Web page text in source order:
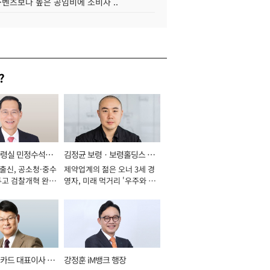
실 민정수석비
신, 공소청·중수
검찰개혁 완수
김정균 보령ㆍ보령홀딩스 대
표이사 사장
제약업계의 젊은 오너 3세 경
영자, 미래 먹거리 '우주와 헬
드 대표이사 사 강정훈 iM뱅크 행장